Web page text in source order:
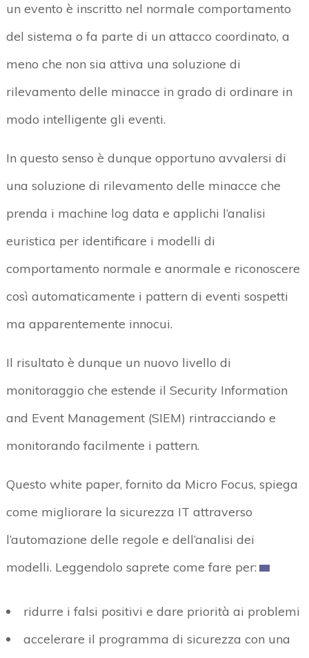
un evento è inscritto nel normale comportamento
del sistema o fa parte di un attacco coordinato, a
meno che non sia attiva una soluzione di
rilevamento delle minacce in grado di ordinare in
modo intelligente gli eventi.
In questo senso è dunque opportuno avvalersi di
una soluzione di rilevamento delle minacce che
prenda i machine log data e applichi l’analisi
euristica per identificare i modelli di
comportamento normale e anormale e riconoscere
così automaticamente i pattern di eventi sospetti
ma apparentemente innocui.
Il risultato è dunque un nuovo livello di
monitoraggio che estende il Security Information
and Event Management (SIEM) rintracciando e
monitorando facilmente i pattern.
Questo white paper, fornito da Micro Focus, spiega
come migliorare la sicurezza IT attraverso
l’automazione delle regole e dell’analisi dei
modelli. Leggendolo saprete come fare per:
ridurre i falsi positivi e dare priorità ai problemi
accelerare il programma di sicurezza con una